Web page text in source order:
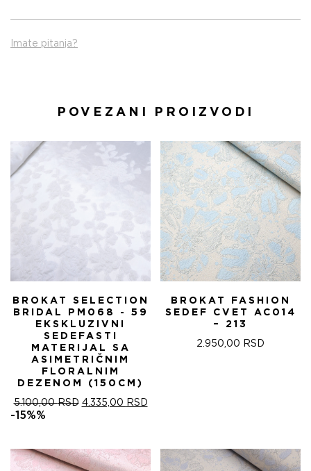
Imate pitanja?
POVEZANI PROIZVODI
BROKAT SELECTION
BRIDAL PM068 - 59
EKSKLUZIVNI
SEDEFASTI
MATERIJAL SA
ASIMETRIČNIM
FLORALNIM
DEZENOM (150CM)
5.100,00RSD ОРИГИНАЛНА
5.100,00 RSD.
4.335,00 RSDТРЕНУТНА
-15%%
BROKAT FASHION
SEDEF CVET AC014
– 213
2.950,00 RSD